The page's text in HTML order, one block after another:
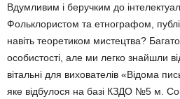
Вдумливим і беручким до
Фольклористом та етнографом,
навіть теоретиком мистецтва?
особистості, але ми легко знайшли
вітальні для вихователів «Відома
яке відбулося на базі КЗДО №5 м.